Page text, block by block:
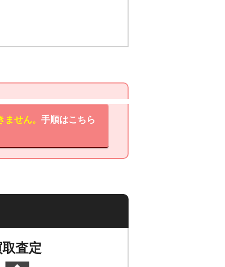
せん。 手順はこちら
査定